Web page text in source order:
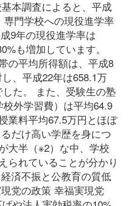
本調査によると、平成
門学校への現役進学率
9年の現役進学率は
も増加しています。
の平均所得額は、平成8
、平成22年は658.1万
た。 また、受験生の塾
外学習費）は平均64.9
業料平均67.5万円とほぼ
だけ高い学歴を身につ
大半（※2）な中、学校
られていることが分かり
済不振と公教育の質低
党の政策 幸福実現党